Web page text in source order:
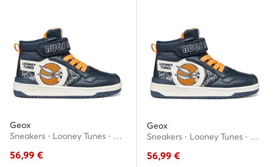
Geox
Sneakers · Looney Tunes · Dunkelblau
56,99 €
Geox
Sneakers · Looney Tunes · Dunkelblau
56,99 €